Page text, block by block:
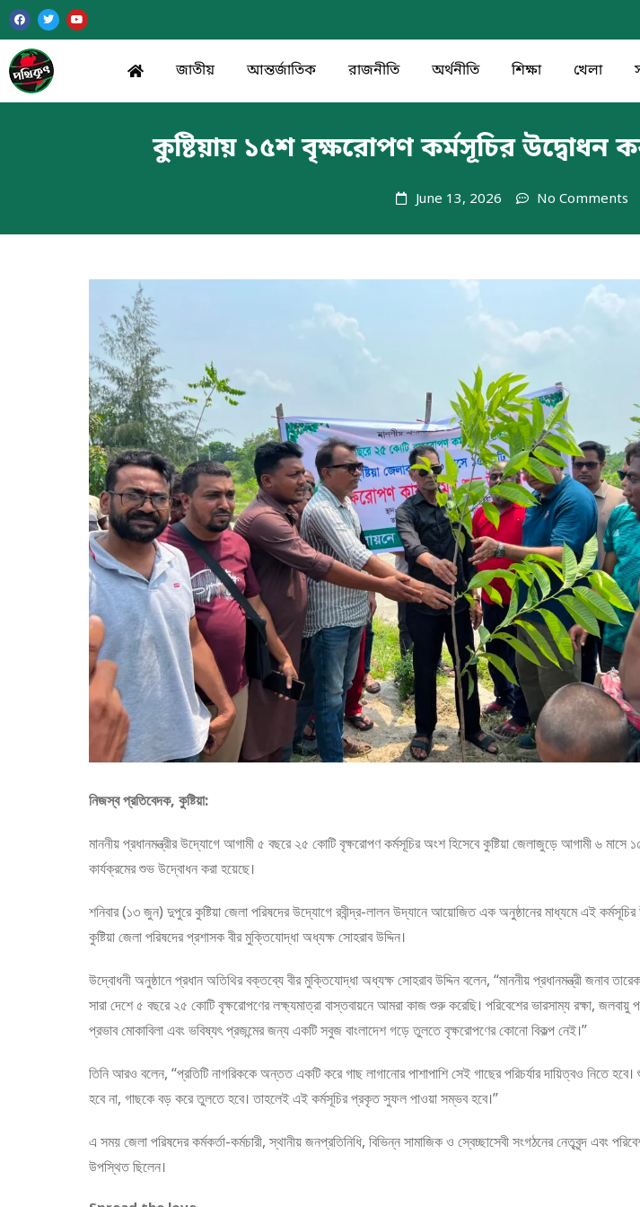
জাতীয় আন্তর্জাতিক রাজনীতি অর্থনীতি শিক্ষা খেলা
কুষ্টিয়ায় ১৫শ বৃক্ষরোপণ কর্মসূচির উদ্বোধন
June 13, 2026 No Comments
নিজস্ব প্রতিবেদক, কুষ্টিয়া:
মাননীয় প্রধানমন্ত্রীর উদ্যোগে আগামী ৫ বছরে ২৫ কোটি বৃক্ষরোপণ কর্মসূচির অংশ হিসেবে কুষ্টিয়া জেলাজুড়ে আগামী ৬ মাসে
কার্যক্রমের শুভ উদ্বোধন করা হয়েছে।
শনিবার (১৩ জুন) দুপুরে কুষ্টিয়া জেলা পরিষদের উদ্যোগে রবীন্দ্র-লালন উদ্যানে আয়োজিত এক অনুষ্ঠানের মাধ্যমে এই
কুষ্টিয়া জেলা পরিষদের প্রশাসক বীর মুক্তিযোদ্ধা অধ্যক্ষ সোহরাব উদ্দিন।
উদ্বোধনী অনুষ্ঠানে প্রধান অতিথির বক্তব্যে বীর মুক্তিযোদ্ধা অধ্যক্ষ সোহরাব উদ্দিন বলেন, “মাননীয় প্রধানমন্ত্রী জনাব তারেক
সারা দেশে ৫ বছরে ২৫ কোটি বৃক্ষরোপণের লক্ষ্যমাত্রা বাস্তবায়নে আমরা কাজ শুরু করেছি। পরিবেশের ভারসাম্য রক্ষা, জলবায়ু
প্রভাব মোকাবিলা এবং ভবিষ্যৎ প্রজন্মের জন্য একটি সবুজ বাংলাদেশ গড়ে তুলতে বৃক্ষরোপণের কোনো বিকল্প নেই।”
তিনি আরও বলেন, “প্রতিটি নাগরিককে অন্তত একটি করে গাছ লাগানোর পাশাপাশি সেই গাছের পরিচর্যার দায়িত্বও নিতে
হবে না, গাছকে বড় করে তুলতে হবে। তাহলেই এই কর্মসূচির প্রকৃত সুফল পাওয়া সম্ভব হবে।”
এ সময় জেলা পরিষদের কর্মকর্তা-কর্মচারী, স্থানীয় জনপ্রতিনিধি, বিভিন্ন সামাজিক ও স্বেচ্ছাসেবী সংগঠনের নেতৃবৃন্দ এবং
উপস্থিত ছিলেন।